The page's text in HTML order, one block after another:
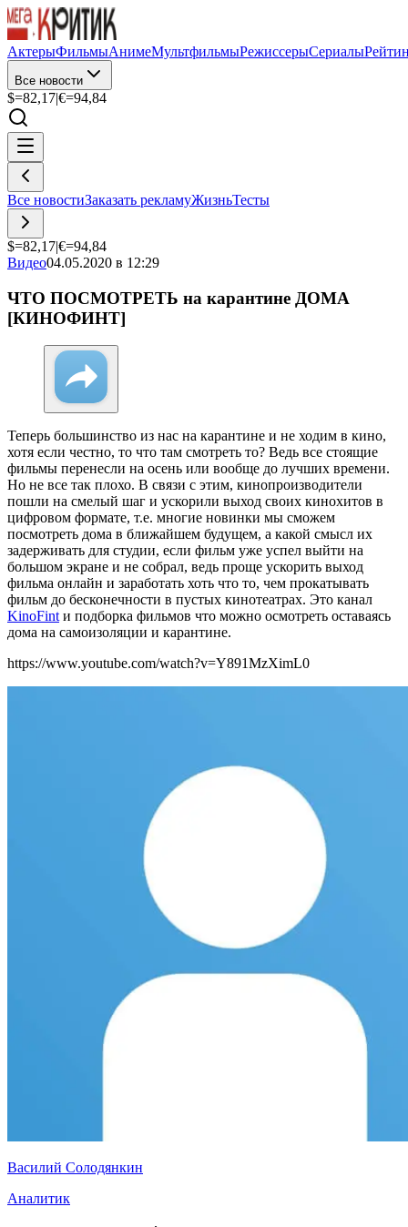
АктерыФильмыАнимеМультфильмыРежиссерыСериалы
Все новости
$=82,17|€=94,84
Все новостиЗаказать рекламуЖизньТесты
$=82,17|€=94,84
Видео04.05.2020 в 12:29
ЧТО ПОСМОТРЕТЬ на карантине ДОМА
[КИНОФИНТ]
Теперь большинство из нас на карантине и не ходим в кино,
хотя если честно, то что там смотреть то? Ведь все стоящие
фильмы перенесли на осень или вообще до лучших времени.
Но не все так плохо. В связи с этим, кинопроизводители
пошли на смелый шаг и ускорили выход своих кинохитов в
цифровом формате, т.е. многие новинки мы сможем
посмотреть дома в ближайшем будущем, а какой смысл их
задерживать для студии, если фильм уже успел выйти на
большом экране и не собрал, ведь проще ускорить выход
фильма онлайн и заработать хоть что то, чем прокатывать
фильм до бесконечности в пустых кинотеатрах. Это канал
KinoFintи подборка фильмов что можно осмотреть оставаясь
дома на самоизоляции и карантине.
https://www.youtube.com/watch?v=Y891MzXimL0
Василий Солодянкин
Аналитик